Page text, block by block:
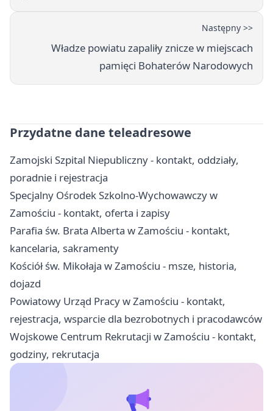
Następny >>
Władze powiatu zapaliły znicze w miejscach
pamięci Bohaterów Narodowych
Przydatne dane teleadresowe
Zamojski Szpital Niepubliczny - kontakt, oddziały,
poradnie i rejestracja
Specjalny Ośrodek Szkolno-Wychowawczy w
Zamościu - kontakt, oferta i zapisy
Parafia św. Brata Alberta w Zamościu - kontakt,
kancelaria, sakramenty
Kościół św. Mikołaja w Zamościu - msze, historia,
dojazd
Powiatowy Urząd Pracy w Zamościu - kontakt,
rejestracja, wsparcie dla bezrobotnych i pracodawców
Wojskowe Centrum Rekrutacji w Zamościu - kontakt,
godziny, rekrutacja